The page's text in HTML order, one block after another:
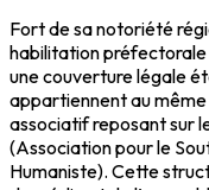
Fort de sa notoriété
habilitation
une couverture légale
appartiennent au
associatif reposant sur
(Association pour le
Humaniste). Cette